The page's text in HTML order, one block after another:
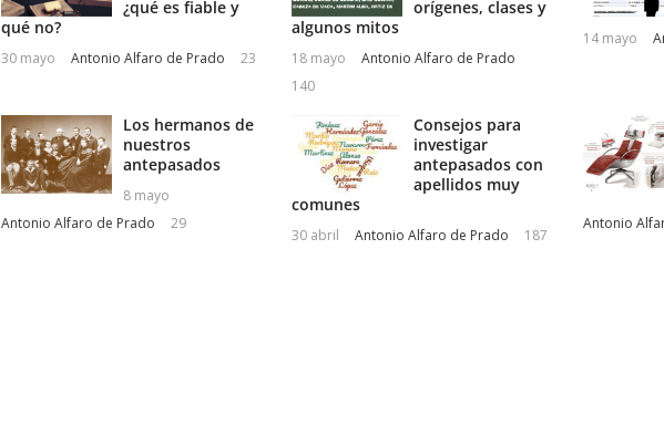
¿qué es fiable y
qué no?
30 mayo Antonio Alfaro de Prado 23
orígenes, clases y
algunos mitos
18 mayo
Antonio Alfaro de Prado
140
14 mayo
Los hermanos de
nuestros
antepasados
8 mayo
Antonio Alfaro de Prado
29
Consejos para
investigar
antepasados con
apellidos muy
comunes
30 abril Antonio Alfaro de Prado 187
Antonio